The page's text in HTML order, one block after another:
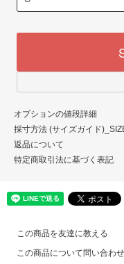
オプションの値段詳細
採寸方法 (サイズガイド
返品について
特定商取引法に基づく表記
この商品を友達に教える
この商品について問い合わ